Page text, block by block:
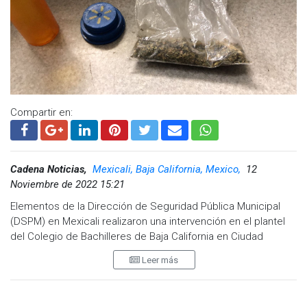
Compartir en:
Cadena Noticias, Mexicali, Baja California, Mexico,
12
Noviembre de 2022 15:21
Elementos de la Dirección de Seguridad Pública Municipal
(DSPM) en Mexicali realizaron una intervención en el plantel
del Colegio de Bachilleres de Baja California en Ciudad
Morelos con el fin de resguardar a un estudiante de 15 años
de edad, quien fue sorprendido en posesión de un recipiente
en el cual resguardaba marihuana mientras se encontraba al
Leer más